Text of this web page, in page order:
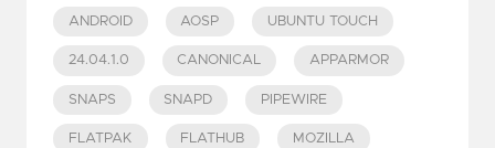
ANDROID AOSP UBUNTU TOUCH
24.04.1.0 CANONICAL APPARMOR
SNAPS SNAPD PIPEWIRE
FLATPAK FLATHUB MOZILLA